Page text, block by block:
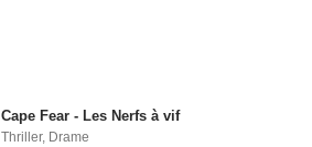
Cape Fear - Les Nerfs à vif
Thriller, Drame